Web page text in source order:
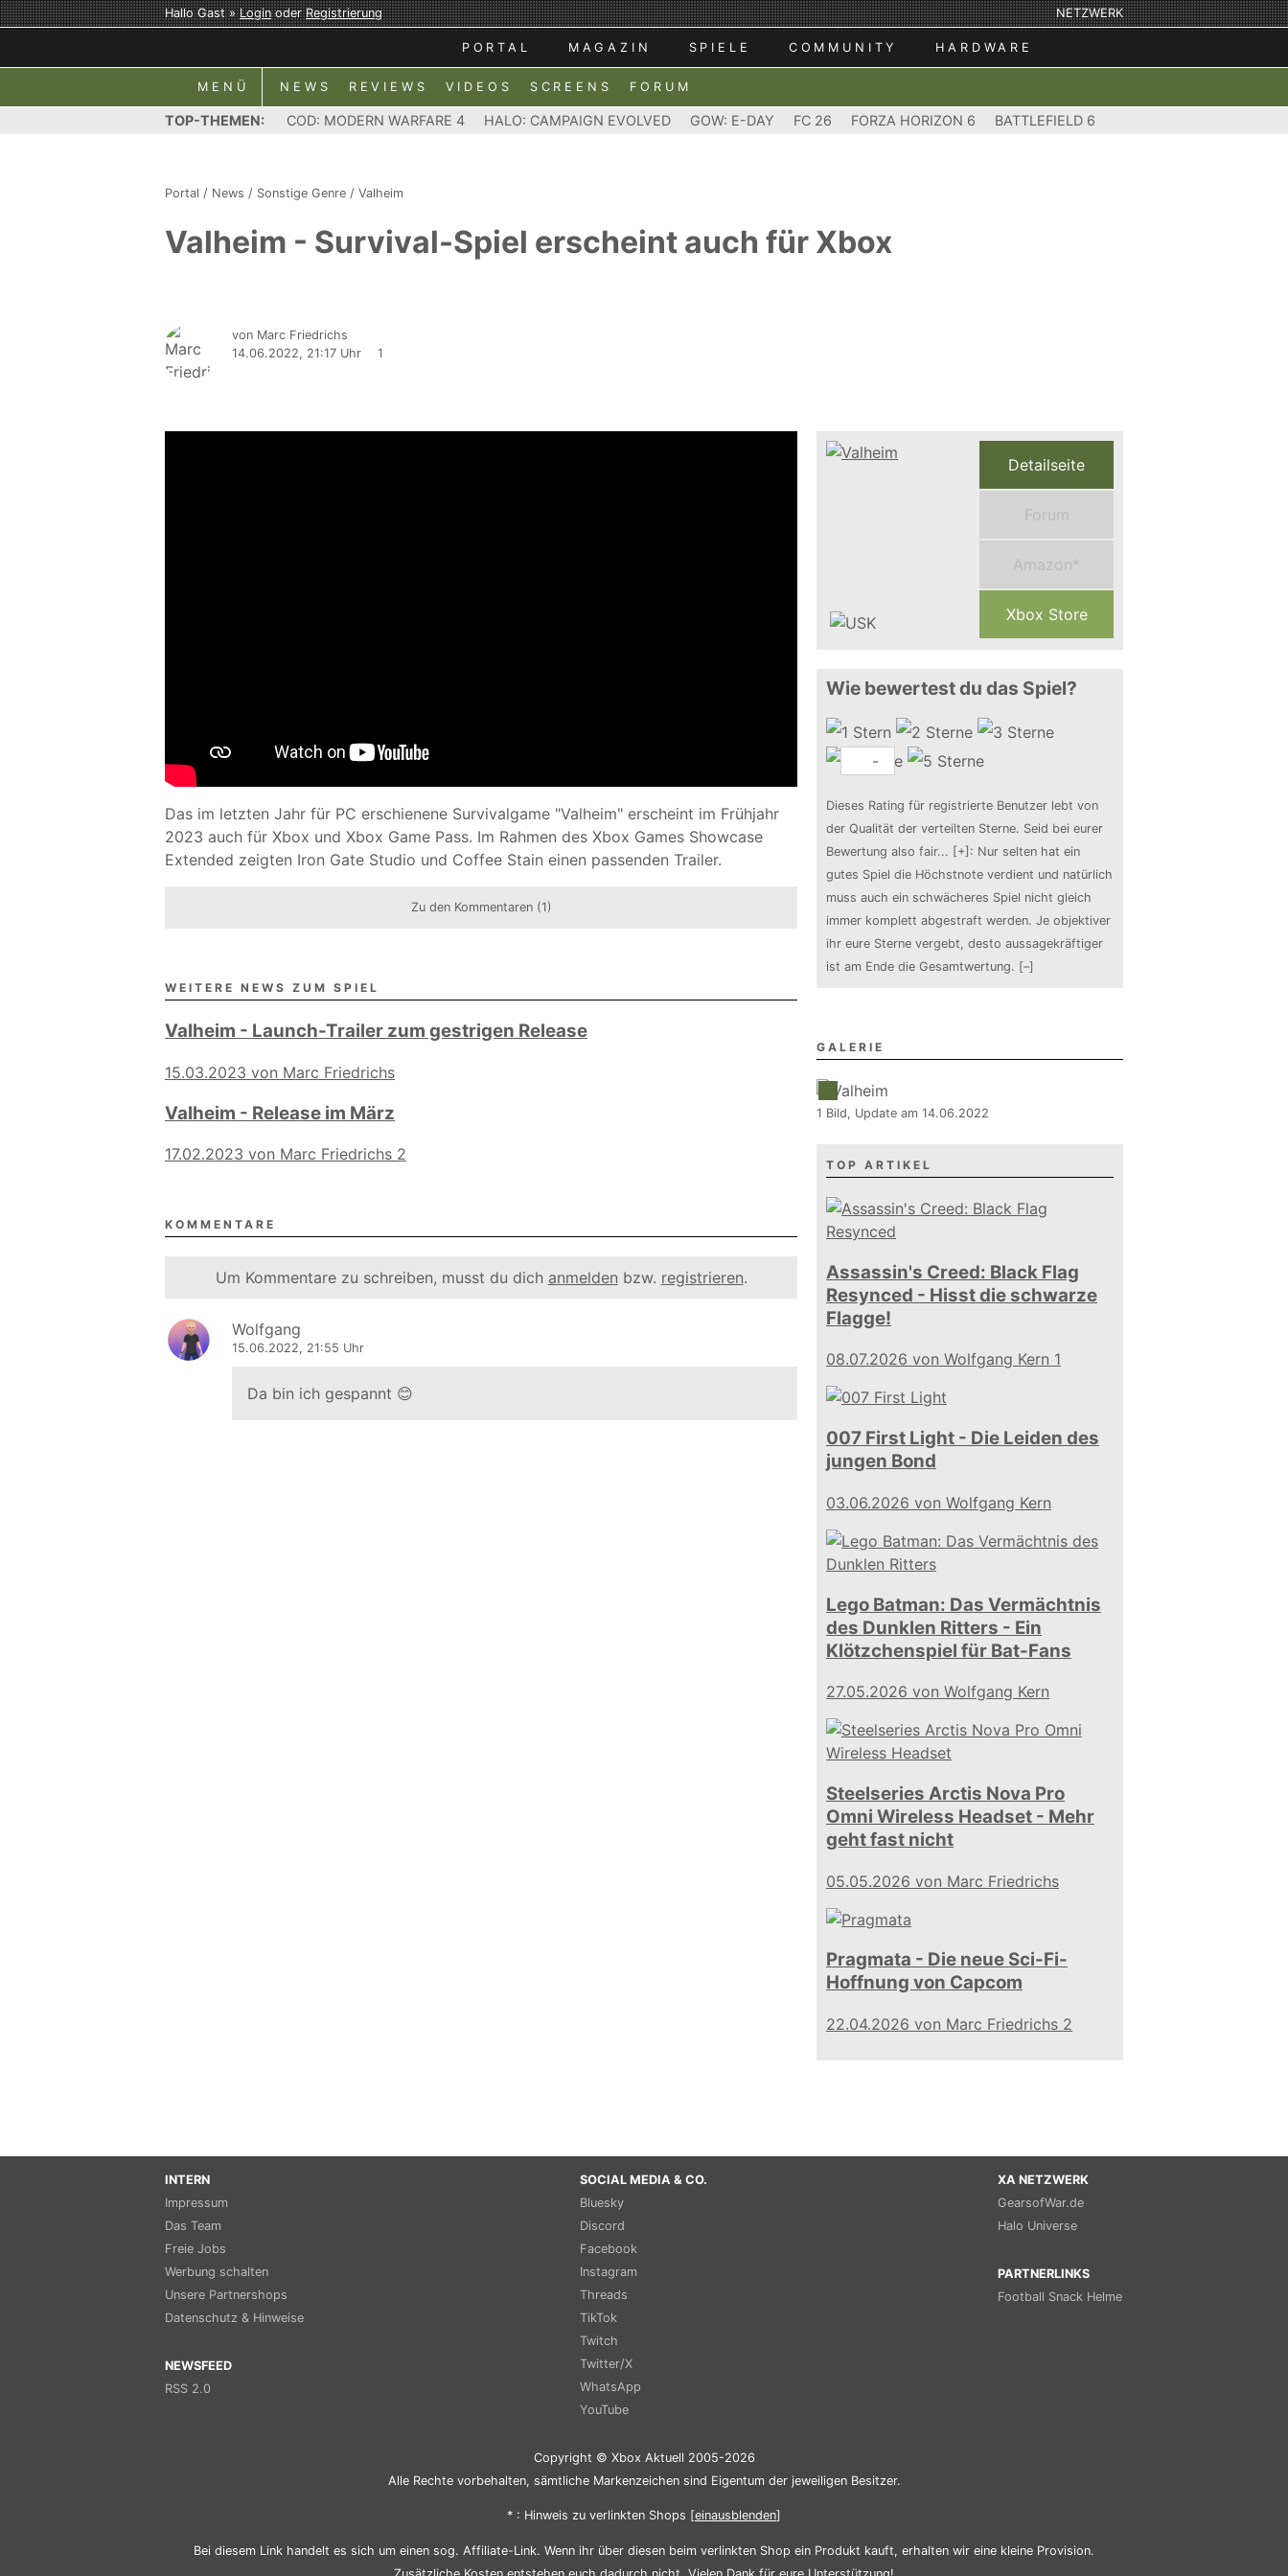
Hallo Gast »LoginoderRegistrierung NETZWERK
PORTAL MAGAZIN SPIELE COMMUNITY HARDWARE
MENÜ NEWS REVIEWS VIDEOS SCREENS FORUM
TOP-THEMEN: COD: MODERN WARFARE 4 HALO: CAMPAIGN EVOLVED GOW: E-DAY FC 26 FORZA HORIZON 6 BATTLEFIELD 6
Portal / News / Sonstige Genre / Valheim
Valheim - Survival-Spiel erscheint auch für Xbox
von Marc Friedrichs
14.06.2022, 21:17 Uhr
1
Das im letzten Jahr für PC erschienene Survivalgame "Valheim" erscheint im Frühjahr
2023 auch für Xbox und Xbox Game Pass. Im Rahmen des Xbox Games Showcase
Extended zeigten Iron Gate Studio und Coffee Stain einen passenden Trailer.
Zu den Kommentaren (1)
WEITERE NEWS ZUM SPIEL
Valheim - Launch-Trailer zum gestrigen Release
15.03.2023 von Marc Friedrichs
Valheim - Release im März
17.02.2023 von Marc Friedrichs 2
KOMMENTARE
Um Kommentare zu schreiben, musst du dich anmelden bzw. registrieren.
Wolfgang
15.06.2022, 21:55 Uhr
Da bin ich gespannt 😊
Detailseite
Forum
Amazon*
Xbox Store
Wie bewertest du das Spiel?
-
Dieses Rating für registrierte Benutzer lebt von
der Qualität der verteilten Sterne. Seid bei eurer
Bewertung also fair... [+] : Nur selten hat ein
gutes Spiel die Höchstnote verdient und natürlich
muss auch ein schwächeres Spiel nicht gleich
immer komplett abgestraft werden. Je objektiver
ihr eure Sterne vergebt, desto aussagekräftiger
ist am Ende die Gesamtwertung. [–]
GALERIE
1 Bild, Update am 14.06.2022
TOP ARTIKEL
Assassin's Creed: Black Flag
Resynced - Hisst die schwarze
Flagge!
08.07.2026 von Wolfgang Kern 1
007 First Light - Die Leiden des
jungen Bond
03.06.2026 von Wolfgang Kern
Lego Batman: Das Vermächtnis
des Dunklen Ritters - Ein
Klötzchenspiel für Bat-Fans
27.05.2026 von Wolfgang Kern
Steelseries Arctis Nova Pro
Omni Wireless Headset - Mehr
geht fast nicht
05.05.2026 von Marc Friedrichs
Pragmata - Die neue Sci-Fi-
Hoffnung von Capcom
22.04.2026 von Marc Friedrichs 2
INTERN
Impressum
Das Team
Freie Jobs
Werbung schalten
Unsere Partnershops
Datenschutz & Hinweise
NEWSFEED
RSS 2.0
SOCIAL MEDIA & CO.
Bluesky
Discord
Facebook
Instagram
Threads
TikTok
Twitch
Twitter/X
WhatsApp
YouTube
XA NETZWERK
GearsofWar.de
Halo Universe
PARTNERLINKS
Football Snack Helme
Copyright © Xbox Aktuell 2005-2026
Alle Rechte vorbehalten, sämtliche Markenzeichen sind Eigentum der jeweiligen Besitzer.
* : Hinweis zu verlinkten Shops [einausblenden]
Bei diesem Link handelt es sich um einen sog. Affiliate-Link. Wenn ihr über diesen beim verlinkten Shop ein Produkt kauft, erhalten wir eine kleine Provision.